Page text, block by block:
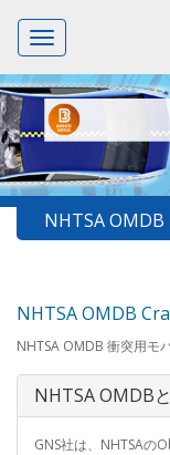
Toggle
navigation
NHTSA OMDB
NHTSA OMDB
NHTSA OMDB 衝突用モ
NHTSA OMDB
GNS社は、NHTSAの